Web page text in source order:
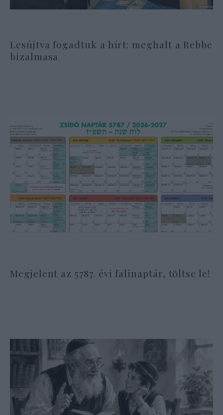
Lesújtva fogadtuk a hírt: meghalt a Rebbe
bizalmasa
Megjelent az 5787. évi falinaptár, töltse le!